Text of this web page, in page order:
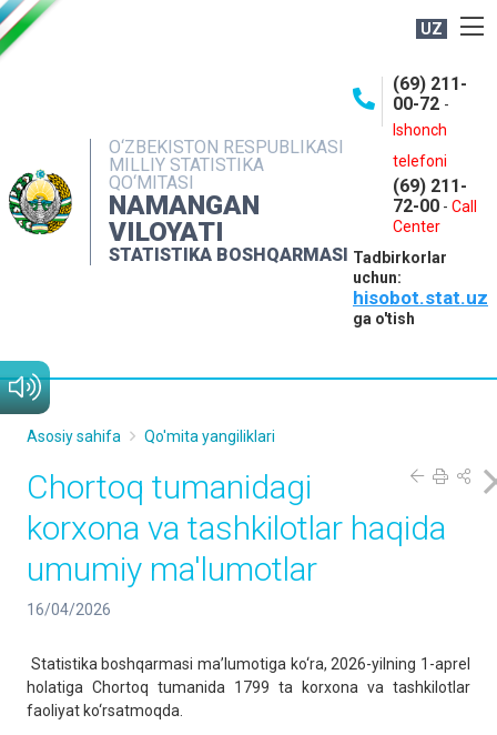
UZ
O‘ZBEKISTON RESPUBLIKASI
MILLIY STATISTIKA
QO‘MITASI
NAMANGAN
VILOYATI
STATISTIKA BOSHQARMASI
(69) 211-
00-72 -
Ishonch
telefoni
(69) 211-
72-00 - Call
Center
Tadbirkorlar
uchun:
hisobot.stat.uz
ga o'tish
NASHRLAR
INTERAKTIV XIZMATLAR
MATBUOT XIZMATI
MUROJAATLAR
Asosiy sahifa Qo'mita yangiliklari
Chortoq tumanidagi
korxona va tashkilotlar haqida
umumiy ma'lumotlar
16/04/2026
Statistika boshqarmasi ma’lumotiga ko‘ra, 2026-yilning 1-aprel
holatiga Chortoq tumanida 1799 ta korxona va tashkilotlar
faoliyat ko‘rsatmoqda.